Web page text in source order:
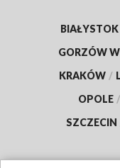
BIAŁYSTOK
GORZÓW
KRAKÓW /
OPOLE /
SZCZECIN